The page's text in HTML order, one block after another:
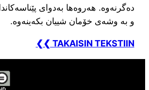
دەگرنەوە. هەروەها بەدوای
و بە وشەی خۆمان شییان بکەینەوە.
❮❮ TAKAISIN TEKSTIIN